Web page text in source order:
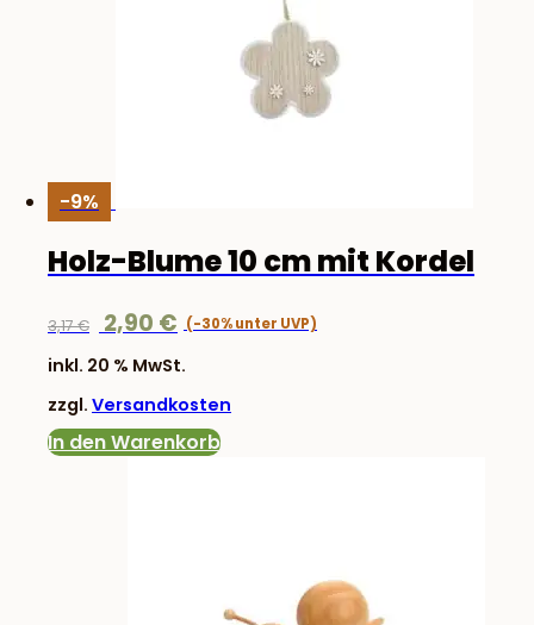
-9%
Holz-Blume 10 cm mit Kordel
3,17€
Ursprünglicher
war:
3,17 €
2,90 €
inkl. 20 % MwSt.
zzgl. Versandkosten
In den Warenkorb